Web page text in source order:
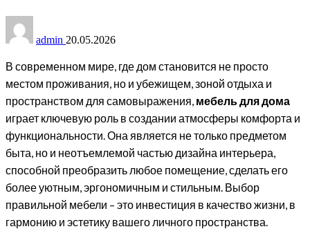
admin 20.05.2026
В современном мире, где дом становится не просто
местом проживания, но и убежищем, зоной отдыха и
пространством для самовыражения, мебель для дома
играет ключевую роль в создании атмосферы комфорта и
функциональности. Она является не только предметом
быта, но и неотъемлемой частью дизайна интерьера,
способной преобразить любое помещение, сделать его
более уютным, эргономичным и стильным. Выбор
правильной мебели – это инвестиция в качество жизни, в
гармонию и эстетику вашего личного пространства.